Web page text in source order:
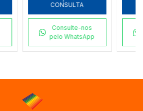
CONSULTA
Consulte-nos
pelo WhatsApp